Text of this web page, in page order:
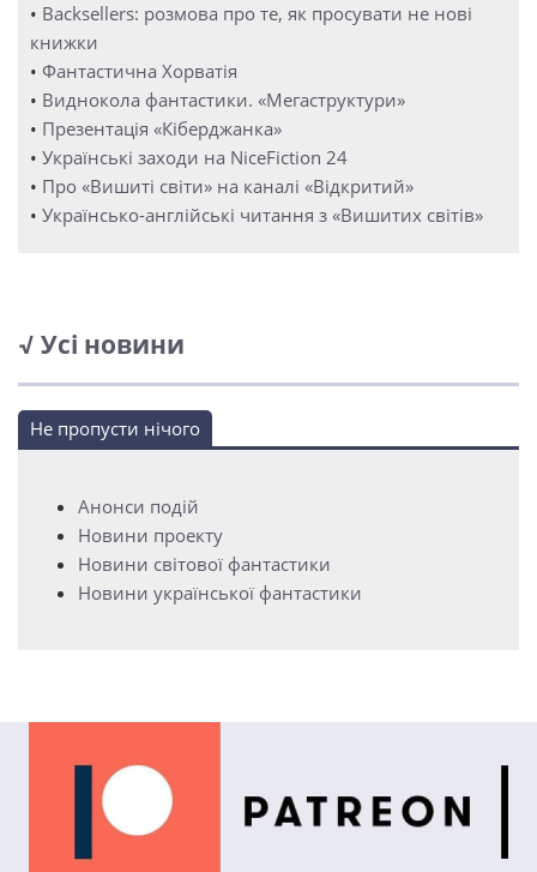
• Backsellers: розмова про те, як просувати не нові
книжки
• Фантастична Хорватія
• Виднокола фантастики. «Мегаструктури»
• Презентація «Кіберджанка»
• Українські заходи на NiceFiction 24
• Про «Вишиті світи» на каналі «Відкритий»
• Українсько-англійські читання з «Вишитих світів»
√ Усі новини
Не пропусти нічого
Анонси подій
Новини проекту
Новини світової фантастики
Новини української фантастики